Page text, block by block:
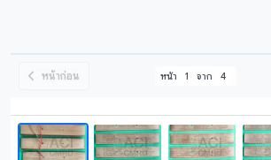
หน้าก่อน หน้า 1 จาก 4